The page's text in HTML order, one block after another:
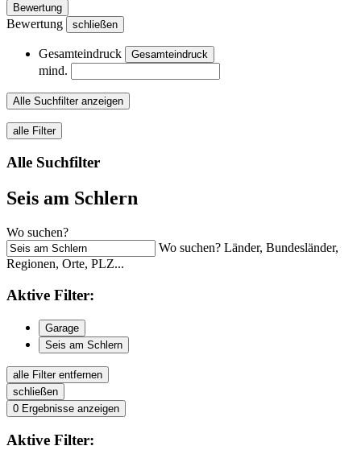
Bewertung
Bewertung schließen
Gesamteindruck Gesamteindruck
mind.
Alle Suchfilter anzeigen
alle Filter
Alle Suchfilter
Seis am Schlern
Wo suchen?
Wo suchen? Länder, Bundesländer,
Regionen, Orte, PLZ...
Aktive Filter:
Garage
Seis am Schlern
alle Filter entfernen
schließen
0 Ergebnisse anzeigen
Aktive Filter: